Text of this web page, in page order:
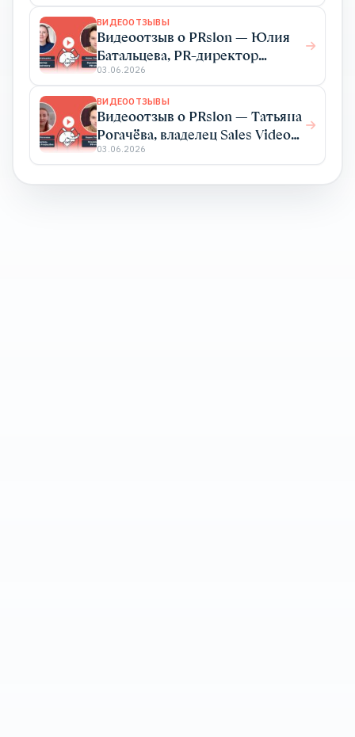
ВИДЕООТЗЫВЫ
Видеоотзыв о PRslon — Юлия
Батальцева, PR-директор
Elma365
03.06.2026
ВИДЕООТЗЫВЫ
Видеоотзыв о PRslon — Татьяна
Рогачёва, владелец Sales Video
Production
03.06.2026